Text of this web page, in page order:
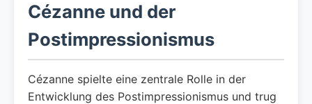
Cézanne und der
Postimpressionismus
Cézanne spielte eine zentrale Rolle in der
Entwicklung des Postimpressionismus und trug